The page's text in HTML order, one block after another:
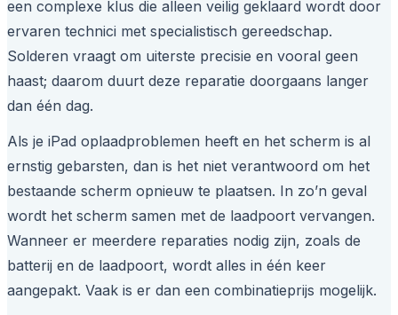
een complexe klus die alleen veilig geklaard wordt door
ervaren technici met specialistisch gereedschap.
Solderen vraagt om uiterste precisie en vooral geen
haast; daarom duurt deze reparatie doorgaans langer
dan één dag.
Als je iPad oplaadproblemen heeft en het scherm is al
ernstig gebarsten, dan is het niet verantwoord om het
bestaande scherm opnieuw te plaatsen. In zo’n geval
wordt het scherm samen met de laadpoort vervangen.
Wanneer er meerdere reparaties nodig zijn, zoals de
batterij en de laadpoort, wordt alles in één keer
aangepakt. Vaak is er dan een combinatieprijs mogelijk.